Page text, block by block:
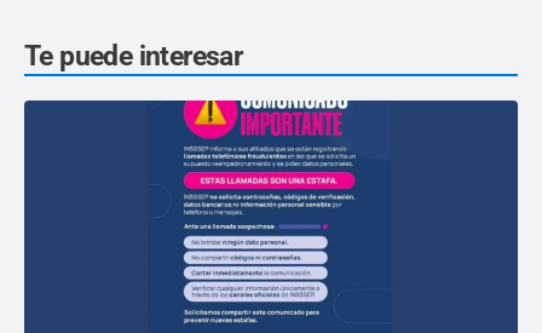
Te puede interesar